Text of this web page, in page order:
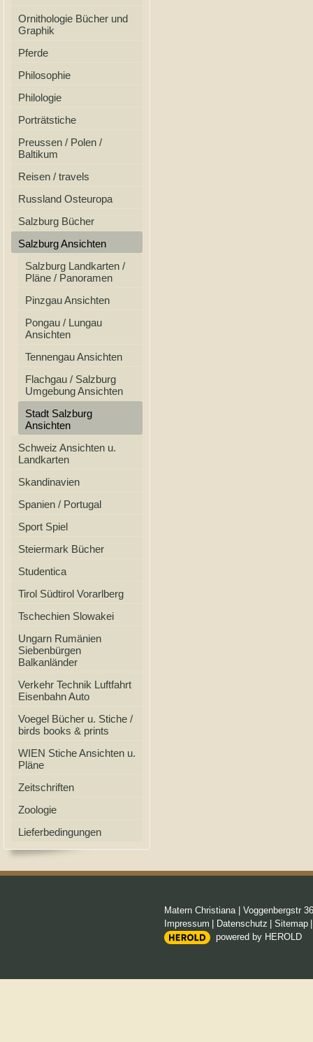
Ornithologie Bücher und
Graphik
Pferde
Philosophie
Philologie
Porträtstiche
Preussen / Polen /
Baltikum
Reisen / travels
Russland Osteuropa
Salzburg Bücher
Salzburg Ansichten
Salzburg Landkarten /
Pläne / Panoramen
Pinzgau Ansichten
Pongau / Lungau
Ansichten
Tennengau Ansichten
Flachgau / Salzburg
Umgebung Ansichten
Stadt Salzburg
Ansichten
Schweiz Ansichten u.
Landkarten
Skandinavien
Spanien / Portugal
Sport Spiel
Steiermark Bücher
Studentica
Tirol Südtirol Vorarlberg
Tschechien Slowakei
Ungarn Rumänien
Siebenbürgen
Balkanländer
Verkehr Technik Luftfahrt
Eisenbahn Auto
Voegel Bücher u. Stiche /
birds books & prints
WIEN Stiche Ansichten u.
Pläne
Zeitschriften
Zoologie
Lieferbedingungen
Matern Christiana| Voggenbergstr 36
Impressum
Datenschutz Sitemap
powered by HEROLD